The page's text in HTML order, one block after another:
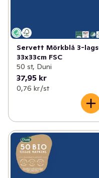
Servett Mörkblå 3-lags
33x33cm FSC
50 st, Duni
37,95 kr
0,76 kr /st